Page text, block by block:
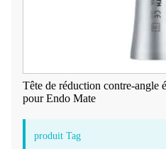
Tête de réduction contre-angle
pour Endo Mate
produit Tag